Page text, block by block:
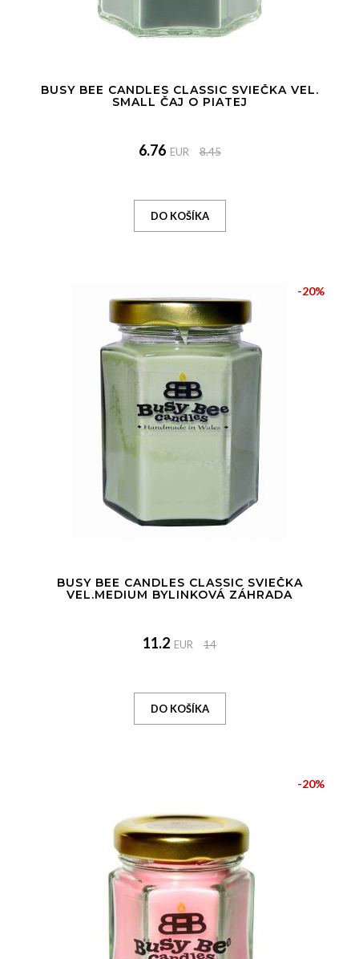
BUSY BEE CANDLES CLASSIC SVIEČKA VEL.
SMALL ČAJ O PIATEJ
6.76 EUR 8.45
-20%
BUSY BEE CANDLES CLASSIC SVIEČKA
VEL.MEDIUM BYLINKOVÁ ZÁHRADA
11.2 EUR 14
-20%